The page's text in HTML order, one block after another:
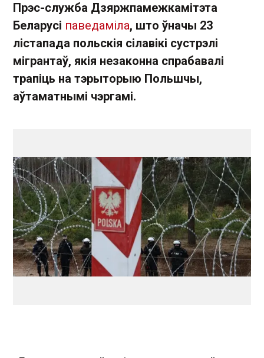
Прэс-служба Дзяржпамежкамітэта
Беларусі паведаміла, што ўначы 23
лістапада польскія сілавікі сустрэлі
мігрантаў, якія незаконна спрабавалі
трапіць на тэрыторыю Польшчы,
аўтаматнымі чэргамі.